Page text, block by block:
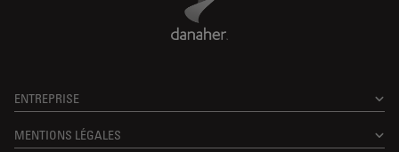
ENTREPRISE
MENTIONS LÉGALES